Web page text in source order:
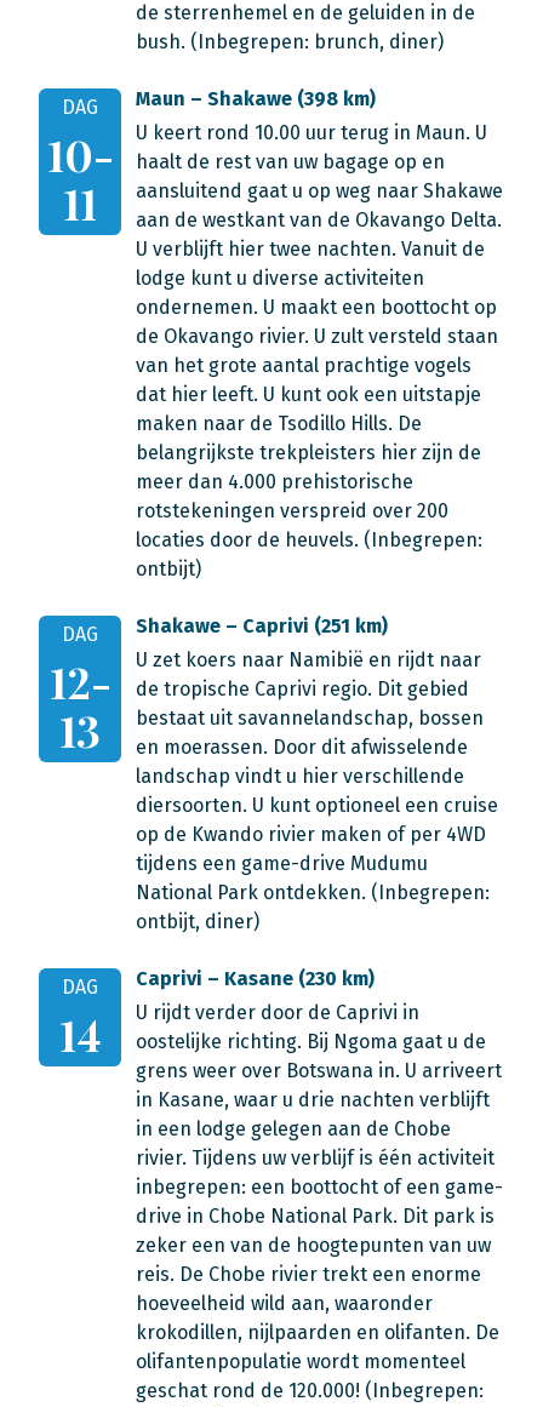
de sterrenhemel en de geluiden in de
bush. (Inbegrepen: brunch, diner)
DAG
10-
11
Maun – Shakawe (398 km)
U keert rond 10.00 uur terug in Maun. U
haalt de rest van uw bagage op en
aansluitend gaat u op weg naar Shakawe
aan de westkant van de Okavango Delta.
U verblijft hier twee nachten. Vanuit de
lodge kunt u diverse activiteiten
ondernemen. U maakt een boottocht op
de Okavango rivier. U zult versteld staan
van het grote aantal prachtige vogels
dat hier leeft. U kunt ook een uitstapje
maken naar de Tsodillo Hills. De
belangrijkste trekpleisters hier zijn de
meer dan 4.000 prehistorische
rotstekeningen verspreid over 200
locaties door de heuvels. (Inbegrepen:
ontbijt)
DAG
12-
13
Shakawe – Caprivi (251 km)
U zet koers naar Namibië en rijdt naar
de tropische Caprivi regio. Dit gebied
bestaat uit savannelandschap, bossen
en moerassen. Door dit afwisselende
landschap vindt u hier verschillende
diersoorten. U kunt optioneel een cruise
op de Kwando rivier maken of per 4WD
tijdens een game-drive Mudumu
National Park ontdekken. (Inbegrepen:
ontbijt, diner)
DAG
14
Caprivi – Kasane (230 km)
U rijdt verder door de Caprivi in
oostelijke richting. Bij Ngoma gaat u de
grens weer over Botswana in. U arriveert
in Kasane, waar u drie nachten verblijft
in een lodge gelegen aan de Chobe
rivier. Tijdens uw verblijf is één activiteit
inbegrepen: een boottocht of een game-
drive in Chobe National Park. Dit park is
zeker een van de hoogtepunten van uw
reis. De Chobe rivier trekt een enorme
hoeveelheid wild aan, waaronder
krokodillen, nijlpaarden en olifanten. De
olifantenpopulatie wordt momenteel
geschat rond de 120.000! (Inbegrepen: